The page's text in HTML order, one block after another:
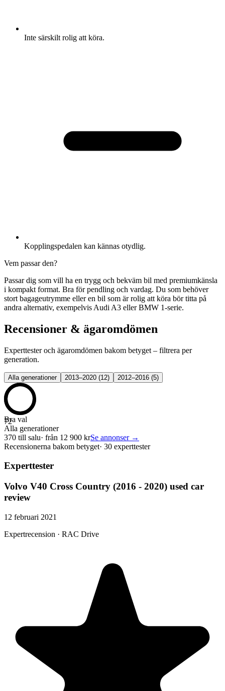
Inte särskilt rolig att köra.
Kopplingspedalen kan kännas otydlig.
Vem passar den?
Passar dig som vill ha en trygg och bekväm bil med premiumkänsla
i kompakt format. Bra för pendling och vardag. Du som behöver
stort bagageutrymme eller en bil som är rolig att köra bör titta på
andra alternativ, exempelvis Audi A3 eller BMW 1-serie.
Recensioner & ägaromdömen
Experttester och ägaromdömen bakom betyget – filtrera per
generation.
Alla generationer 2013–2020 (12) 2012–2016 (5)
72
Bra val
Alla generationer
370 till salu· från 12 900 krSe annonser →
Recensionerna bakom betyget· 30 experttester
Experttester
Volvo V40 Cross Country (2016 - 2020) used car
review
12 februari 2021
Expertrecension · RAC Drive